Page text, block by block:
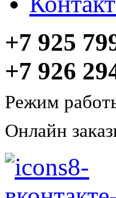
+7 925
+7 926
Режим
Онлайн